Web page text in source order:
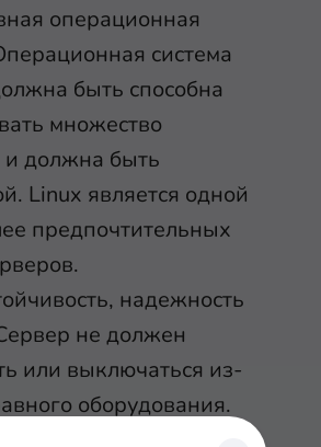
операционная
система
быть способна
множество
должна быть
Linux является одной
предпочтительных
надежность
не должен
или выключаться из-
оборудования.